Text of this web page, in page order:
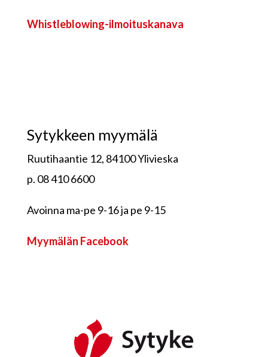
Whistleblowing-ilmoituskanava
Sytykkeen myymälä
Ruutihaantie 12, 84100 Ylivieska
p. 08 410 6600
Avoinna ma-pe 9-16 ja pe 9-15
Myymälän Facebook